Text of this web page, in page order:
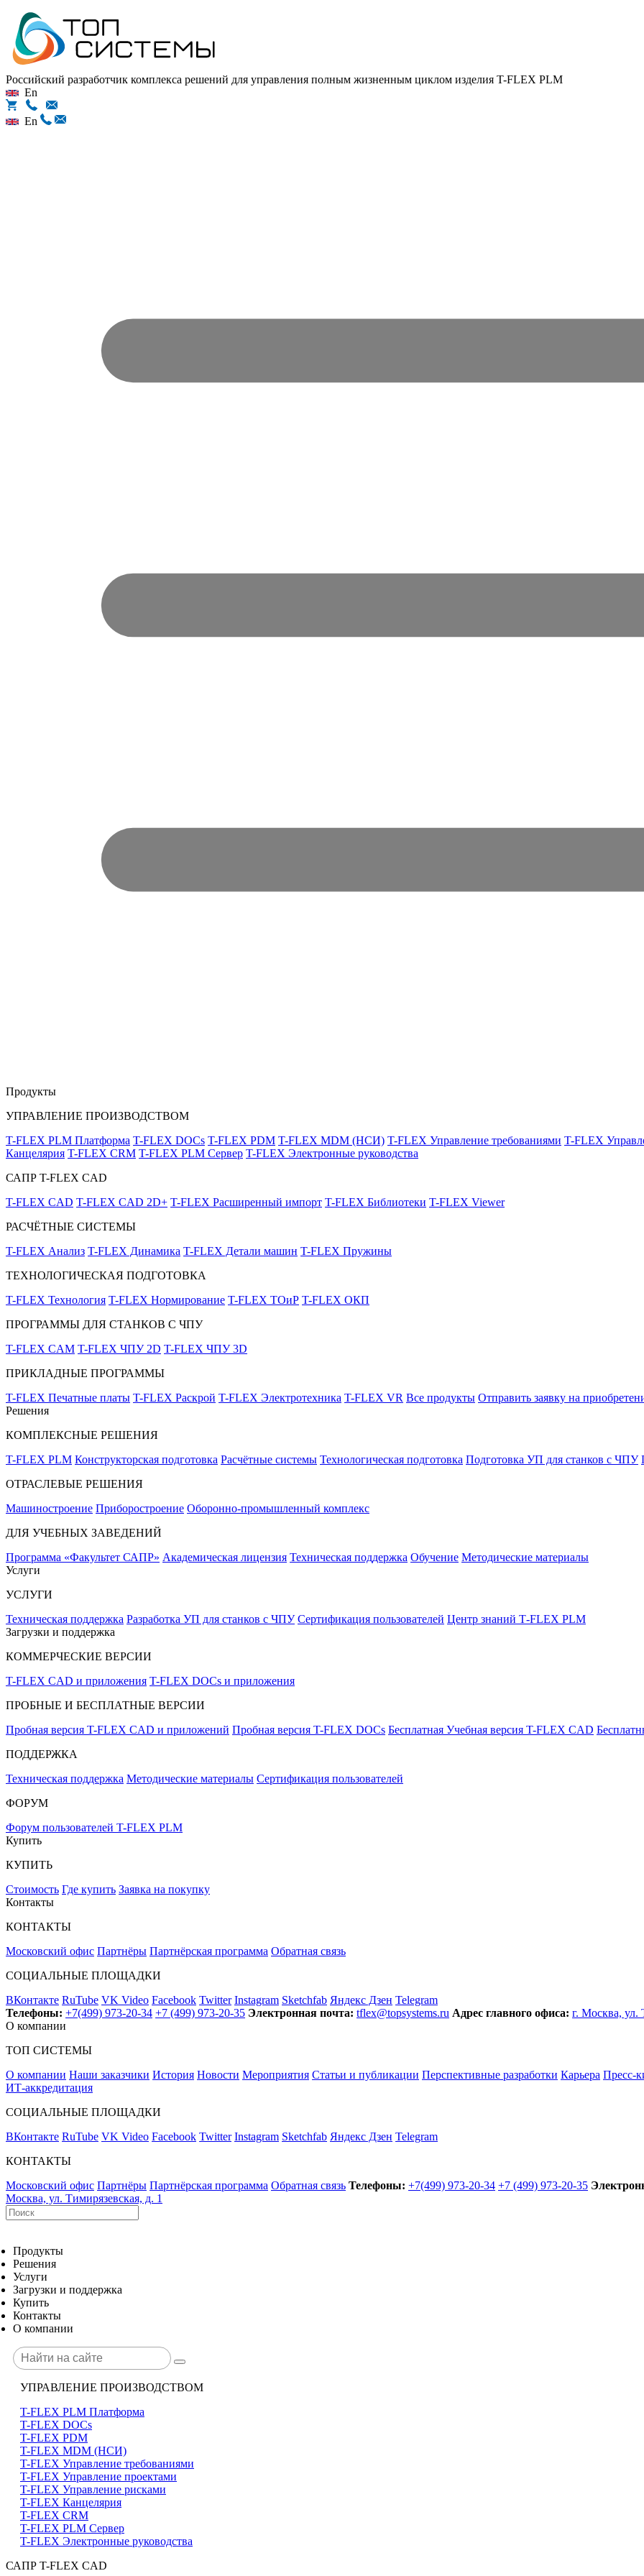
Российский разработчик комплекса решений для управления полным жизненным циклом изделия T-FLEX PLM
En
En
Продукты
УПРАВЛЕНИЕ ПРОИЗВОДСТВОМ
T-FLEX PLM Платформа T-FLEX DOCs T-FLEX PDM T-FLEX MDM (НСИ) T-FLEX Управление требованиями T-FLEX
Канцелярия T-FLEX CRM T-FLEX PLM Сервер T-FLEX Электронные руководства
САПР T-FLEX CAD
T-FLEX CAD T-FLEX CAD 2D+ T-FLEX Расширенный импорт T-FLEX Библиотеки T-FLEX Viewer
РАСЧЁТНЫЕ СИСТЕМЫ
T-FLEX Анализ T-FLEX Динамика T-FLEX Детали машин T-FLEX Пружины
ТЕХНОЛОГИЧЕСКАЯ ПОДГОТОВКА
T-FLEX Технология T-FLEX Нормирование T-FLEX ТОиР T-FLEX ОКП
ПРОГРАММЫ ДЛЯ СТАНКОВ С ЧПУ
T-FLEX CAM T-FLEX ЧПУ 2D T-FLEX ЧПУ 3D
ПРИКЛАДНЫЕ ПРОГРАММЫ
T-FLEX Печатные платы T-FLEX Раскрой T-FLEX Электротехника T-FLEX VR Все продукты Отправить заявку на
Решения
КОМПЛЕКСНЫЕ РЕШЕНИЯ
T-FLEX PLM Конструкторская подготовка Расчётные системы Технологическая подготовка Подготовка УП для станков с ЧПУ
ОТРАСЛЕВЫЕ РЕШЕНИЯ
Машиностроение Приборостроение Оборонно-промышленный комплекс
ДЛЯ УЧЕБНЫХ ЗАВЕДЕНИЙ
Программа «Факультет САПР» Академическая лицензия Техническая поддержка Обучение Методические материалы
Услуги
УСЛУГИ
Техническая поддержка Разработка УП для станков с ЧПУ Сертификация пользователей Центр знаний T‑FLEX PLM
Загрузки и поддержка
КОММЕРЧЕСКИЕ ВЕРСИИ
T-FLEX CAD и приложения T-FLEX DOCs и приложения
ПРОБНЫЕ И БЕСПЛАТНЫЕ ВЕРСИИ
Пробная версия T-FLEX CAD и приложений Пробная версия T-FLEX DOCs Бесплатная Учебная версия T-FLEX CAD
ПОДДЕРЖКА
Техническая поддержка Методические материалы Сертификация пользователей
ФОРУМ
Форум пользователей T-FLEX PLM
Купить
КУПИТЬ
Стоимость Где купить Заявка на покупку
Контакты
КОНТАКТЫ
Московский офис Партнёры Партнёрская программа Обратная связь
СОЦИАЛЬНЫЕ ПЛОЩАДКИ
ВКонтакте RuTube VK Video Facebook Twitter Instagram Sketchfab Яндекс Дзен Telegram
Телефоны: +7(499) 973-20-34 +7 (499) 973-20-35 Электронная почта: tflex@topsystems.ru Адрес главного офиса: г. Москва, ул.
О компании
ТОП СИСТЕМЫ
О компании Наши заказчики История Новости Мероприятия Статьи и публикации Перспективные разработки Карьера Пресс-
ИТ-аккредитация
СОЦИАЛЬНЫЕ ПЛОЩАДКИ
ВКонтакте RuTube VK Video Facebook Twitter Instagram Sketchfab Яндекс Дзен Telegram
КОНТАКТЫ
Московский офис Партнёры Партнёрская программа Обратная связь Телефоны: +7(499) 973-20-34 +7 (499) 973-20-35
Москва, ул. Тимирязевская, д. 1
Продукты
Решения
Услуги
Загрузки и поддержка
Купить
Контакты
О компании
УПРАВЛЕНИЕ ПРОИЗВОДСТВОМ
T-FLEX PLM Платформа
T-FLEX DOCs
T-FLEX PDM
T-FLEX MDM (НСИ)
T-FLEX Управление требованиями
T-FLEX Управление проектами
T-FLEX Управление рисками
T-FLEX Канцелярия
T-FLEX CRM
T-FLEX PLM Сервер
T-FLEX Электронные руководства
САПР T-FLEX CAD